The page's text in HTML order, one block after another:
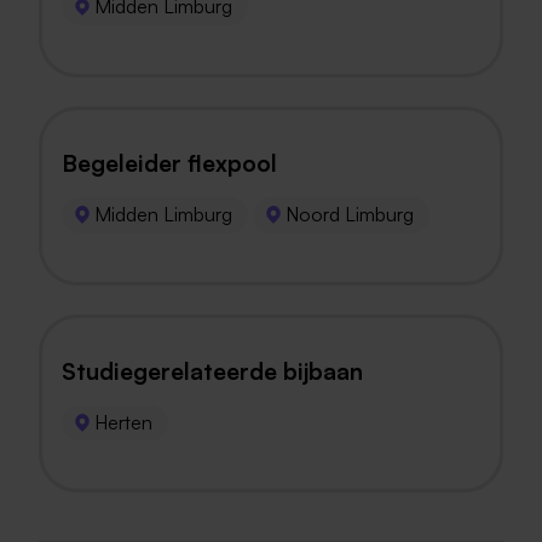
Midden Limburg
Begeleider flexpool
Midden Limburg Noord Limburg
Studiegerelateerde bijbaan
Herten